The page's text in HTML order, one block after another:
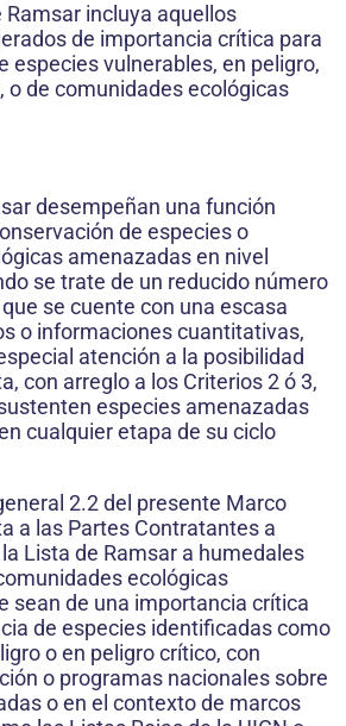
Ramsar incluya aquellos
de importancia crítica para
especies vulnerables, en peligro,
o de comunidades ecológicas
desempeñan una función
de especies o
amenazadas en nivel
se trate de un reducido número
se cuente con una escasa
o informaciones cuantitativas,
atención a la posibilidad
con arreglo a los Criterios 2 ó 3,
especies amenazadas
cualquier etapa de su ciclo
2.2 del presente Marco
a las Partes Contratantes a
Lista de Ramsar a humedales
ecológicas
sean de una importancia crítica
de especies identificadas como
o en peligro crítico, con
o programas nacionales sobre
o en el contexto de marcos